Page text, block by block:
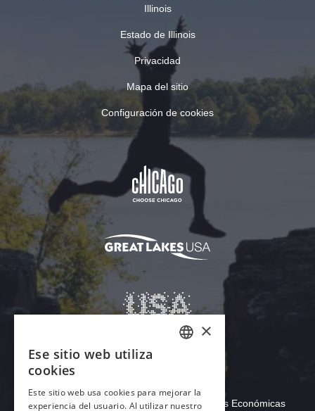
Illinois
Estado de Illinois
Privacidad
Mapa del sitio
Configuración de cookies
© 2026 Illinois de Comercio y Oportunidades Económicas